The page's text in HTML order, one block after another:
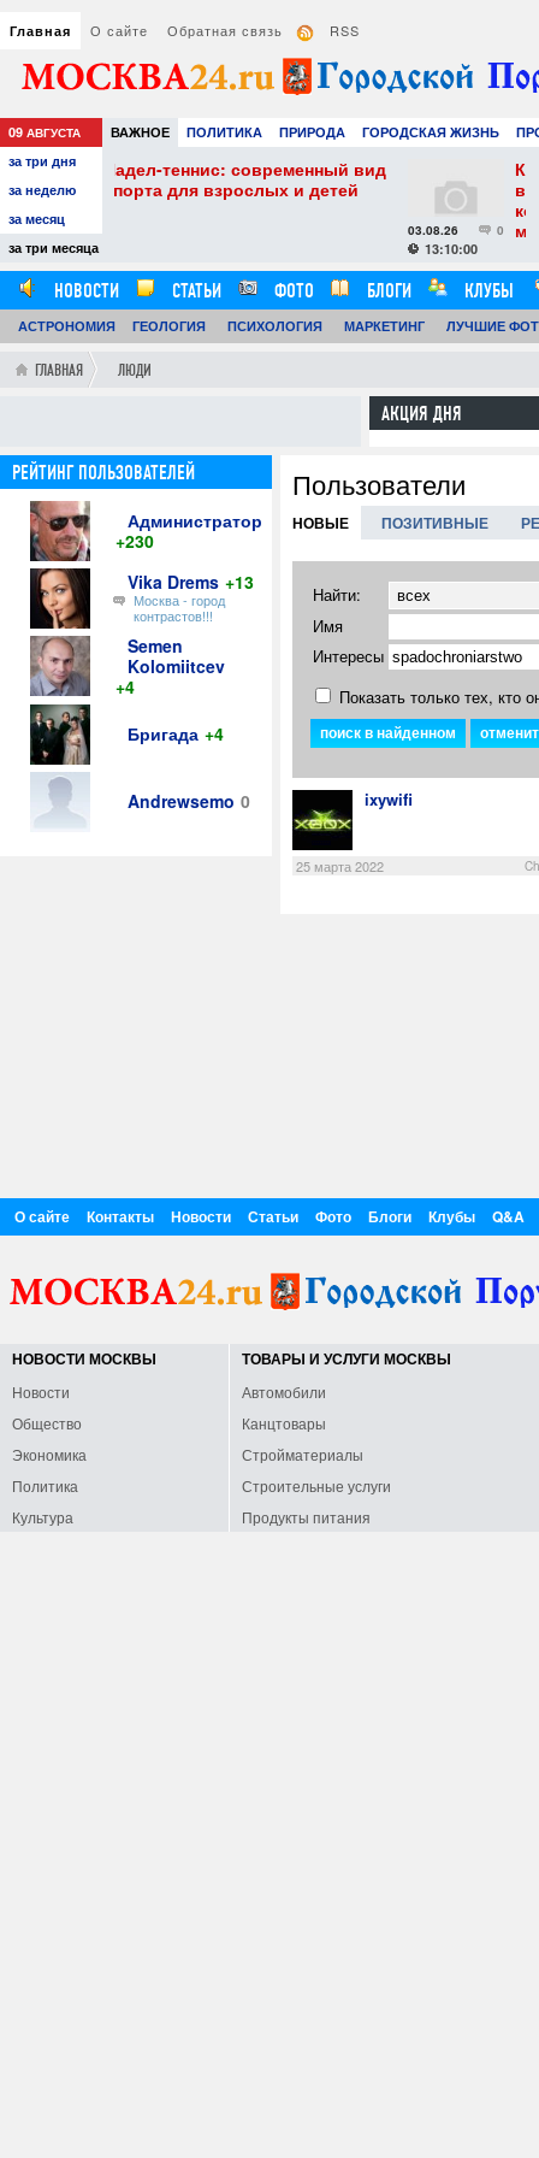
Главная О сайте Обратная связь RSS
09 АВГУСТА ВАЖНОЕ ПОЛИТИКА ПРИРОДА ГОРОДСКАЯ ЖИЗНЬ
НАУКА
ЗНАМЕНИТОСТИ
за три дня
за неделю
за месяц
за три месяца
современный вид
и детей
Как выбрать увлажнитель
воздуха: практические
комфортного и здорового
микроклимата
НОВОСТИ СТАТЬИ ФОТО БЛОГИ
КЛУБЫ
ОБЗОРЫ
ВИДЕОРЕПОРТАЖИ
АСТРОНОМИЯ ГЕОЛОГИЯ ПСИХОЛОГИЯ МАРКЕТИНГ ЛУЧШИЕ
ГЛАВНАЯ ЛЮДИ
АКЦИЯ ДНЯ
Пользователи
НОВЫЕ ПОЗИТИВНЫЕ
Найти:
Имя
Интересы
Показать только тех, кто
ixywifi
25 марта 2022
РЕЙТИНГ ПОЛЬЗОВАТЕЛЕЙ
Администратор
+230
Vika Drems +13
Москва - город
контрастов!!!
Semen
Kolomiitcev
+4
Бригада +4
Andrewsemo 0
О сайте Контакты Новости Статьи Фото Блоги Клубы Q&A
НОВОСТИ МОСКВЫ
Новости
Общество
Экономика
Политика
Культура
ТОВАРЫ И УСЛУГИ МОСКВЫ
Автомобили
Канцтовары
Стройматериалы
Строительные услуги
Продукты питания